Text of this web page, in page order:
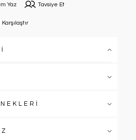
Yaz Tavsiye Et
Karşılaştır